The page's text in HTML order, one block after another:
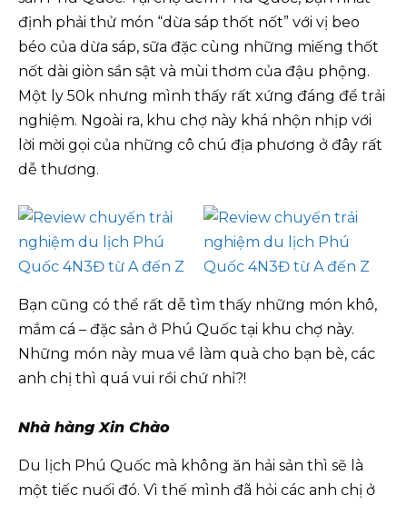
định phải thử món “dừa sáp thốt nốt” với vị beo
béo của dừa sáp, sữa đặc cùng những miếng thốt
nốt dài giòn sần sật và mùi thơm của đậu phộng.
Một ly 50k nhưng mình thấy rất xứng đáng để trải
nghiệm. Ngoài ra, khu chợ này khá nhộn nhịp với
lời mời gọi của những cô chú địa phương ở đây rất
dễ thương.
Bạn cũng có thể rất dễ tìm thấy những món khô,
mắm cá – đặc sản ở Phú Quốc tại khu chợ này.
Những món này mua về làm quà cho bạn bè, các
anh chị thì quá vui rồi chứ nhỉ?!
Nhà hàng Xin Chào
Du lịch Phú Quốc mà không ăn hải sản thì sẽ là
một tiếc nuối đó. Vì thế mình đã hỏi các anh chị ở